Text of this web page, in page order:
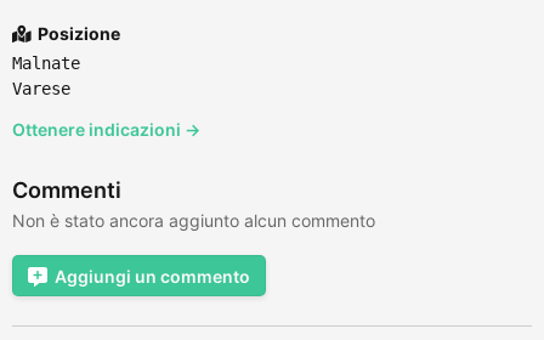
Posizione
Malnate
Varese
Ottenere indicazioni →
Commenti
Non è stato ancora aggiunto alcun commento
Aggiungi un commento